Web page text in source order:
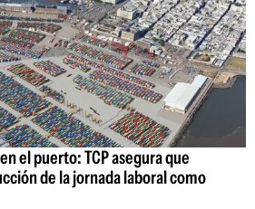
el puerto: TCP asegura que
de la jornada laboral como